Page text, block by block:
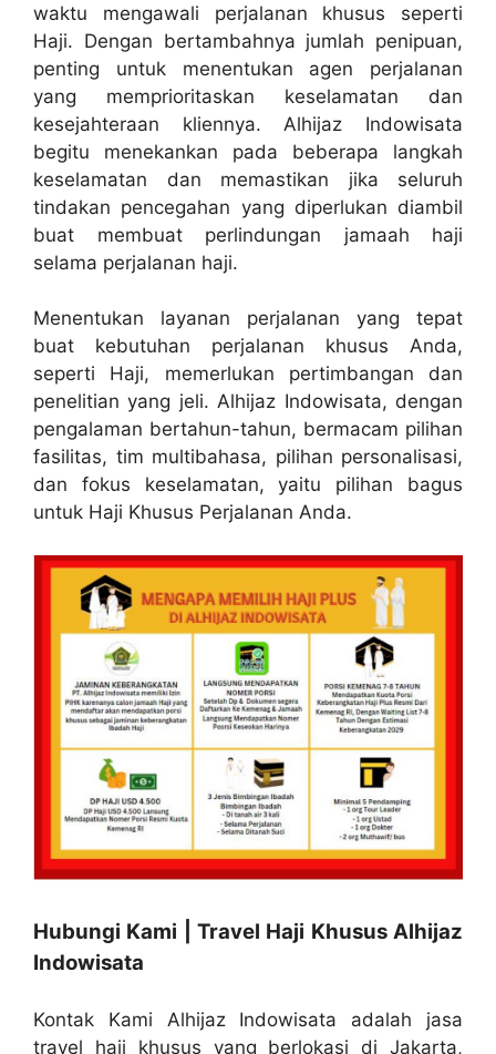
waktu mengawali perjalanan khusus seperti
Haji. Dengan bertambahnya jumlah penipuan,
penting untuk menentukan agen perjalanan
yang memprioritaskan keselamatan dan
kesejahteraan kliennya. Alhijaz Indowisata
begitu menekankan pada beberapa langkah
keselamatan dan memastikan jika seluruh
tindakan pencegahan yang diperlukan diambil
buat membuat perlindungan jamaah haji
selama perjalanan haji.
Menentukan layanan perjalanan yang tepat
buat kebutuhan perjalanan khusus Anda,
seperti Haji, memerlukan pertimbangan dan
penelitian yang jeli. Alhijaz Indowisata, dengan
pengalaman bertahun-tahun, bermacam pilihan
fasilitas, tim multibahasa, pilihan personalisasi,
dan fokus keselamatan, yaitu pilihan bagus
untuk Haji Khusus Perjalanan Anda.
Hubungi Kami | Travel Haji Khusus Alhijaz
Indowisata
Kontak Kami Alhijaz Indowisata adalah jasa
travel haji khusus yang berlokasi di Jakarta,